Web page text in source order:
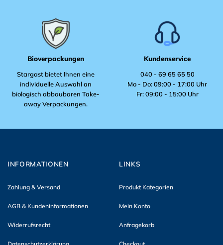
werden
Bioverpackungen
Stargast bietet Ihnen eine
individuelle Auswahl an
biologisch abbaubaren Take-
away Verpackungen.
Kundenservice
040 - 69 65 65 50
Mo - Do: 09:00 - 17:00 Uhr
Fr: 09:00 - 15:00 Uhr
INFORMATIONEN
Zahlung & Versand
AGB & Kundeninformationen
Widerrufsrecht
LINKS
Produkt Kategorien
Mein Konto
Anfragekorb